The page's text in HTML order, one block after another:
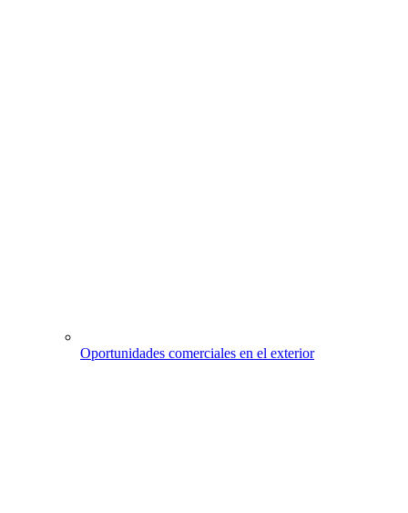
Oportunidades comerciales en el exterior